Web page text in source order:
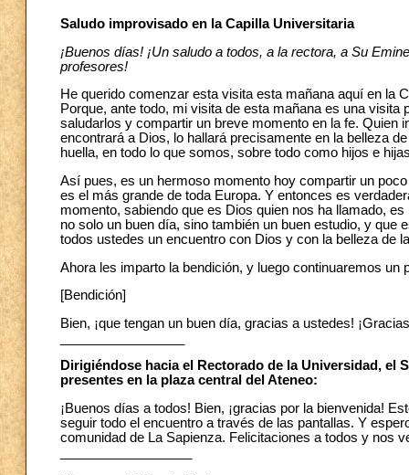
Saludo improvisado en la Capilla Universitaria
¡Buenos días! ¡Un saludo a todos, a la rectora, a Su
profesores!
He querido comenzar esta visita esta mañana aquí en la
Porque, ante todo, mi visita de esta mañana es una
saludarlos y compartir un breve momento en la fe. Quien
encontrará a Dios, lo hallará precisamente en la belleza
huella, en todo lo que somos, sobre todo como hijos e
Así pues, es un hermoso momento hoy compartir un
es el más grande de toda Europa. Y entonces es
momento, sabiendo que es Dios quien nos ha llamado,
no solo un buen día, sino también un buen estudio, y
todos ustedes un encuentro con Dios y con la belleza de
Ahora les imparto la bendición, y luego continuaremos
[Bendición]
Bien, ¡que tengan un buen día, gracias a ustedes!
Dirigiéndose hacia el Rectorado de la Universidad, el
presentes en la plaza central del Ateneo:
¡Buenos días a todos! Bien, ¡gracias por la bienvenida!
seguir todo el encuentro a través de las pantallas. Y
comunidad de La Sapienza. Felicitaciones a todos y nos